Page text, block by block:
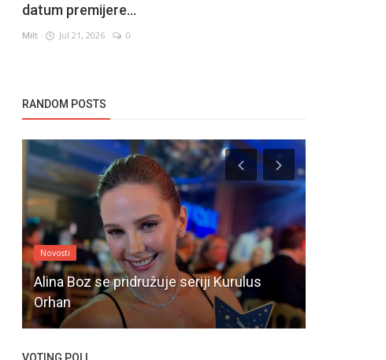
datum premijere...
Milt Jul 21, 2026 0
RANDOM POSTS
Novosti
Alina Boz se pridružuje seriji Kurulus
Orhan
VOTING POLL